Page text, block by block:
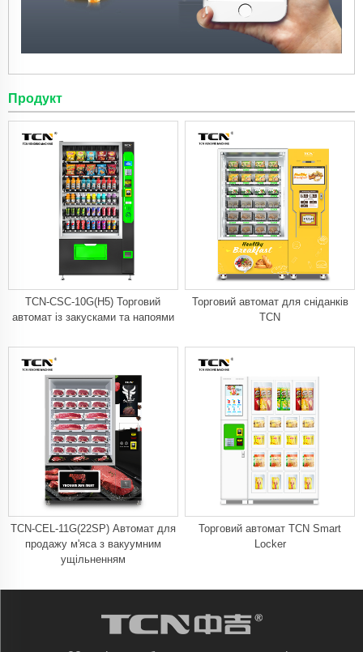
Продукт
TCN-CSC-10G(H5) Торговий
автомат із закусками та напоями
Торговий автомат для сніданків
TCN
TCN-CEL-11G(22SP) Автомат для
продажу м'яса з вакуумним
ущільненням
Торговий автомат TCN Smart
Locker